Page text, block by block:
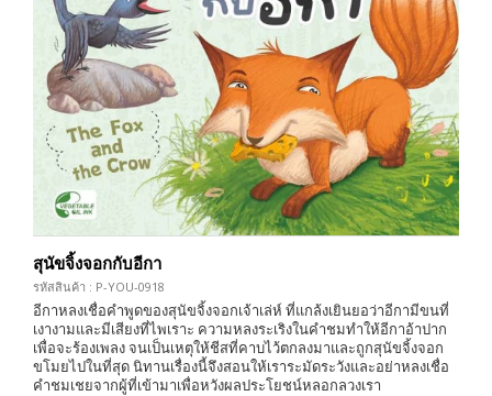
สุนัขจิ้งจอกกับอีกา
รหัสสินค้า : P-YOU-0918
อีกาหลงเชื่อคำพูดของสุนัขจิ้งจอกเจ้าเล่ห์ ที่แกล้งเยินยอว่าอีกามีขนที่
เงางามและมีเสียงที่ไพเราะ ความหลงระเริงในคำชมทำให้อีกาอ้าปาก
เพื่อจะร้องเพลง จนเป็นเหตุให้ชีสที่คาบไว้ตกลงมาและถูกสุนัขจิ้งจอก
ขโมยไปในที่สุด นิทานเรื่องนี้จึงสอนให้เราระมัดระวังและอย่าหลงเชื่อ
คำชมเชยจากผู้ที่เข้ามาเพื่อหวังผลประโยชน์หลอกลวงเรา